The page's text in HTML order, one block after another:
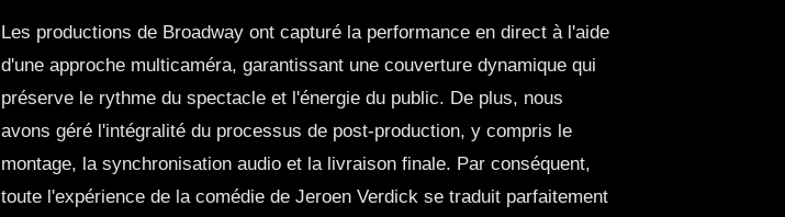
Les productions de Broadway ont capturé la performance en direct à l'aide
d'une approche multicaméra, garantissant une couverture dynamique qui
préserve le rythme du spectacle et l'énergie du public. De plus, nous
avons géré l'intégralité du processus de post-production, y compris le
montage, la synchronisation audio et la livraison finale. Par conséquent,
toute l'expérience de la comédie de Jeroen Verdick se traduit parfaitement